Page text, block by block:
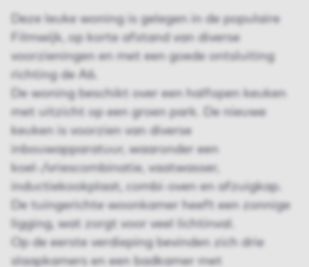
Deze leuke woning is gelegen in de populaire
Filmwijk, op korte afstand van diverse
voorzieningen en met een goede ontsluiting
richting de A6.
De woning beschikt over een halfopen keuken
met uitzicht op een groen park. De nieuwe
keuken is voorzien van diverse
inbouwapparatuur, waaronder een
koel-/vriescombinatie, vaatwasser,
inductiekookplaat, combi-oven en afzuigkap.
De tuingerichte woonkamer heeft een zonnige
ligging, wat zorgt voor veel lichtinval.
Op de eerste verdieping bevinden zich drie
slaapkamers en een badkamer met